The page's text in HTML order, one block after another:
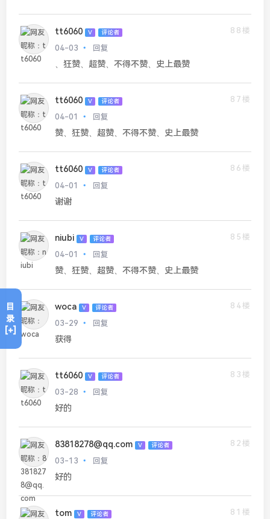
tt6060 V 评论者
88楼
04-03
回复
、狂赞、超赞、不得不赞、史上最赞
tt6060 V 评论者
87楼
04-01
回复
赞、狂赞、超赞、不得不赞、史上最赞
tt6060 V 评论者
86楼
04-01
回复
谢谢
niubi V 评论者
85楼
04-01
回复
赞、狂赞、超赞、不得不赞、史上最赞
woca V 评论者
84楼
03-29
回复
获得
tt6060 V 评论者
83楼
03-28
回复
好的
83818278@qq.com V 评论者
82楼
03-13
回复
好的
tom V 评论者
81楼
目
录
[+]